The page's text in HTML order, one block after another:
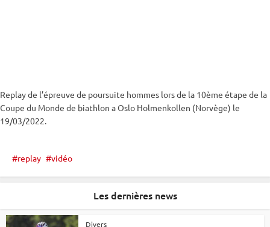
Replay de l’épreuve de poursuite hommes lors de la 10ème étape de la
Coupe du Monde de biathlon a Oslo Holmenkollen (Norvège) le
19/03/2022.
replay vidéo
Les dernières news
Divers